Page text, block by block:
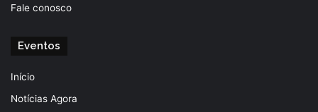
Fale conosco
Eventos
Início
Notícias Agora